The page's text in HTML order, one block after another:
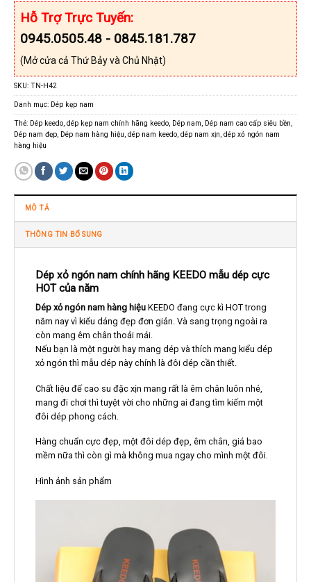
Hỗ Trợ Trực Tuyến:
0945.0505.48 - 0845.181.787
(Mở cửa cả Thứ Bảy và Chủ Nhật)
SKU: TN-H42
Danh mục: Dép kẹp nam
Thẻ: Dép keedo, dép kẹp nam chính hãng keedo, Dép nam Dép nam cao cấp siêu bền
Dép nam đẹp, Dép nam hàng hiệu dép nam keedo, dép nam xịn dép xỏ ngón nam
hàng hiệu
MÔ TẢ
THÔNG TIN BỔ SUNG
Dép xỏ ngón nam chính hãng KEEDO mẫu dép cực
HOT của năm
Dép xỏ ngón nam hàng hiệuKEEDO đang cực kì HOT trong
năm nay vì kiểu dáng đẹp đơn giản. Và sang trọng ngoài ra
còn mang êm chân thoải mái.
Nếu bạn là một người hay mang dép và thích mang kiểu dép
xỏ ngón thì mẫu dép này chính là đôi dép cần thiết.
Chất liệu đế cao su đặc xịn mang rất là êm chân luôn nhé,
mang đi chơi thì tuyệt vời cho những ai đang tìm kiếm một
đôi dép phong cách.
Hàng chuẩn cực đẹp, một đôi dép đẹp, êm chân, giá bao
mềm nữa thì còn gì mà không mua ngay cho mình một đôi.
Hình ảnh sản phẩm